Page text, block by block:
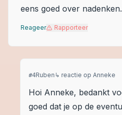
eens goed over nadenken.
Reageer Rapporteer
#4Ruben ↳ reactie op Anneke
Hoi Anneke, bedankt
goed dat je op de